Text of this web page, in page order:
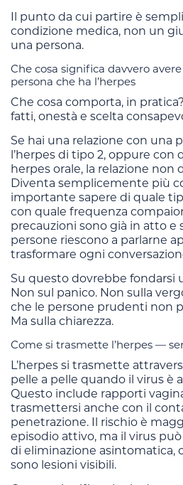
Il punto da cui partire è
condizione medica, non un
una persona.
Che cosa significa davvero
persona che ha l’herpes
Che cosa comporta, in
fatti, onestà e scelta
Se hai una relazione con una
l’herpes di tipo 2, oppure con
herpes orale, la relazione non
Diventa semplicemente più
importante sapere di quale
con quale frequenza
precauzioni sono già in atto e
persone riescono a parlarne
trasformare ogni
Su questo dovrebbe fondarsi
Non sul panico. Non sulla
che le persone prudenti non
Ma sulla chiarezza.
Come si trasmette l’herpes —
L’herpes si trasmette
pelle a pelle quando il virus è
Questo include rapporti
trasmettersi anche con il
penetrazione. Il rischio è
episodio attivo, ma il virus
di eliminazione asintomatica,
sono lesioni visibili.